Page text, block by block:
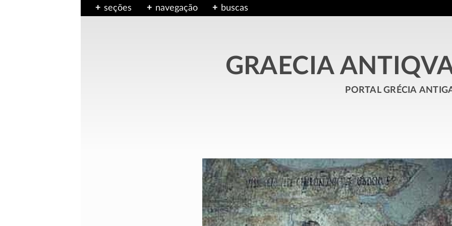
seções navegação buscas
GRAECIA
portal grécia